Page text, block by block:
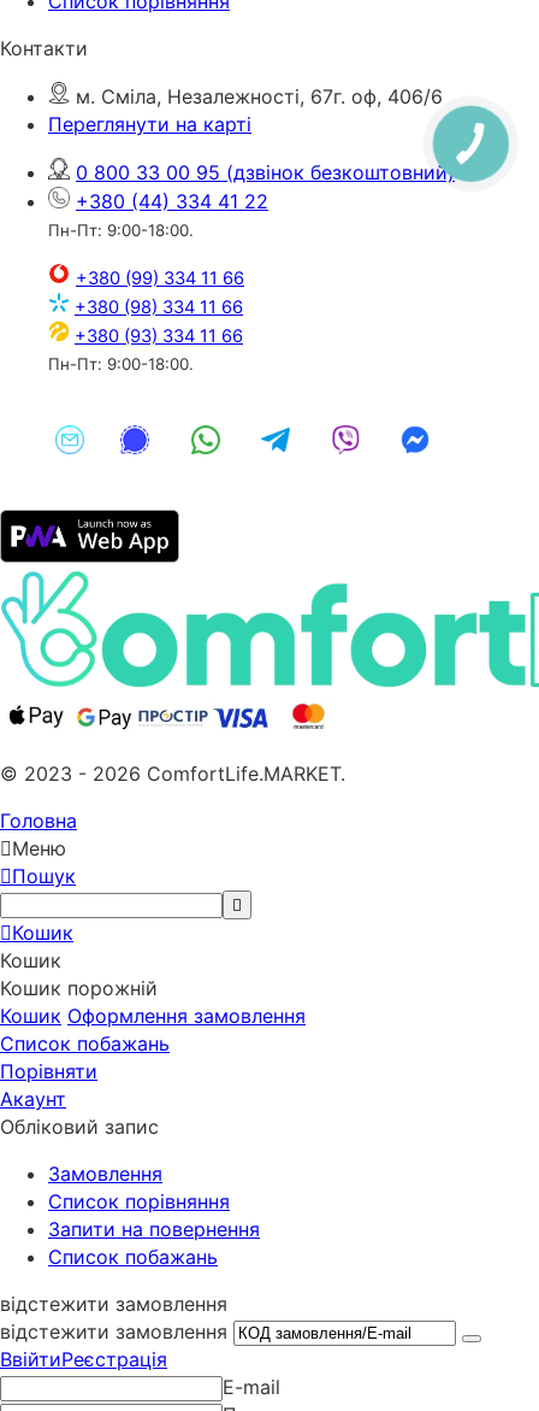
Контакти
м. Сміла, Незалежності, 67г. оф, 406/6
Переглянути на карті
0 800 33 00 95 (дзвінок безкоштовний)
+380 (44) 334 41 22
Пн-Пт: 9:00-18:00.
+380 (99) 334 11 66
+380 (98) 334 11 66
+380 (93) 334 11 66
Пн-Пт: 9:00-18:00.
© 2023 - 2026 ComfortLife.MARKET.
Головна
Меню
Пошук
Кошик
Кошик
Кошик порожній
Кошик Оформлення замовлення
Список побажань
Порівняти
Акаунт
Обліковий запис
Замовлення
Cписок порівняння
Запити на повернення
Список побажань
відстежити замовлення
відстежити замовлення
ВвійтиРеєстрація
E-mail